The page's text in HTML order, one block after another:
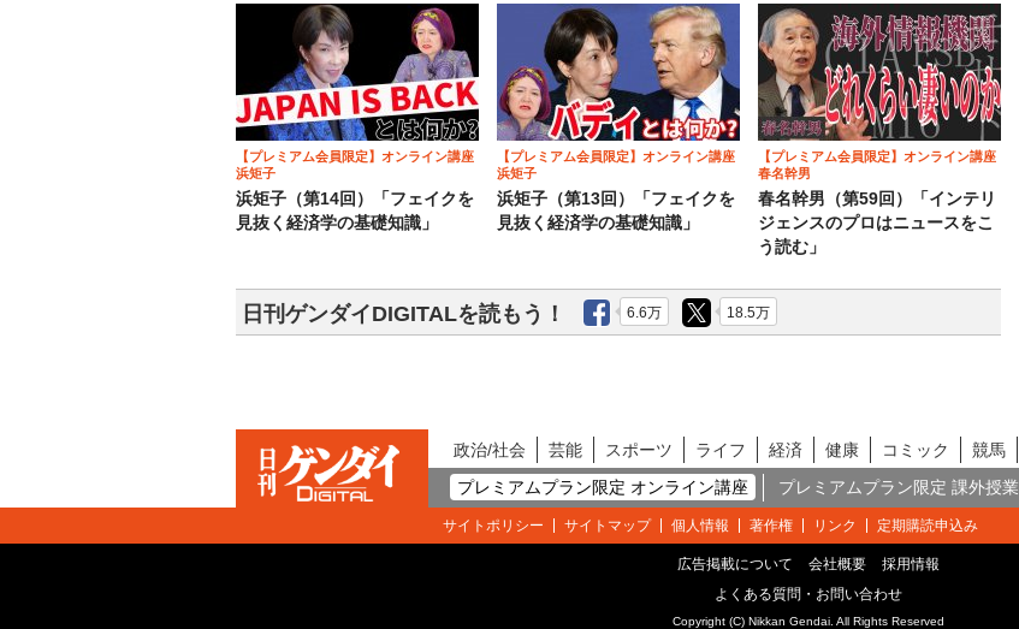
【プレミアム会員限定】オンライン講座
浜矩子
浜矩子（第14回）「フェイクを
見抜く経済学の基礎知識」
【プレミアム会員限定】オンライン講座
浜矩子
浜矩子（第13回）「フェイクを
見抜く経済学の基礎知識」
【プレミアム会員限定】オンライン講座
春名幹男
春名幹男（第59回）「インテリ
ジェンスのプロはニュースをこ
う読む」
日刊ゲンダイDIGITALを読もう！ 6.6万 18.5万
政治/社会 芸能 スポーツ ライフ 経済 健康 コミック 競馬
プレミアムプラン限定 オンライン講座
プレミアムプラン限定 課外授業
サイトポリシー サイトマップ 個人情報 著作権 リンク 定期購読申込み
広告掲載について 会社概要
採用情報
よくある質問・お問い合わせ
Copyright (C) Nikkan Gendai. All Rights Reserved